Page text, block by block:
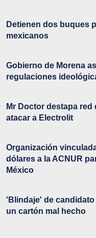
Detienen dos buques
mexicanos
Gobierno de Morena
regulaciones
Mr Doctor destapa
atacar a Electrolit
Organización
dólares a la ACNUR
México
'Blindaje' de candidato
un cartón mal hecho